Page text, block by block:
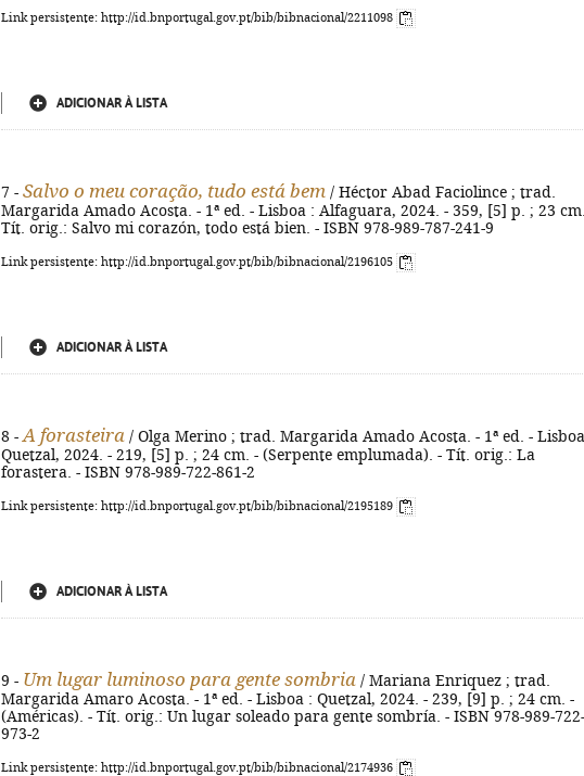
Link persistente: http://id.bnportugal.gov.pt/bib/bibnacional/2211098
ADICIONAR À LISTA
7 - Salvo o meu coração, tudo está bem / Héctor Abad Faciolince ; trad.
Margarida Amado Acosta. - 1ª ed. - Lisboa : Alfaguara, 2024. - 359, [5] p. ; 23
Tít. orig.: Salvo mi corazón, todo está bien. - ISBN 978-989-787-241-9
Link persistente: http://id.bnportugal.gov.pt/bib/bibnacional/2196105
ADICIONAR À LISTA
8 - A forasteira / Olga Merino ; trad. Margarida Amado Acosta. - 1ª ed. -
Quetzal, 2024. - 219, [5] p. ; 24 cm. - (Serpente emplumada). - Tít. orig.: La
forastera. - ISBN 978-989-722-861-2
Link persistente: http://id.bnportugal.gov.pt/bib/bibnacional/2195189
ADICIONAR À LISTA
9 - Um lugar luminoso para gente sombria / Mariana Enriquez ; trad.
Margarida Amaro Acosta. - 1ª ed. - Lisboa : Quetzal, 2024. - 239, [9] p. ; 24 cm. -
(Américas). - Tít. orig.: Un lugar soleado para gente sombría. - ISBN 978-989-722-
973-2
Link persistente: http://id.bnportugal.gov.pt/bib/bibnacional/2174936